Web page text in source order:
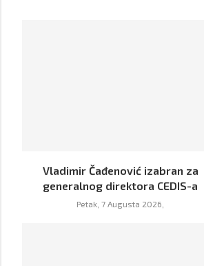
Vladimir Čađenović izabran za
generalnog direktora CEDIS-a
Petak, 7 Augusta 2026,